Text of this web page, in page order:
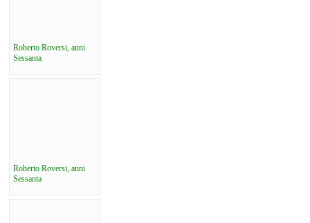
Roberto Roversi, anni
Sessanta
Roberto Roversi, anni
Sessanta